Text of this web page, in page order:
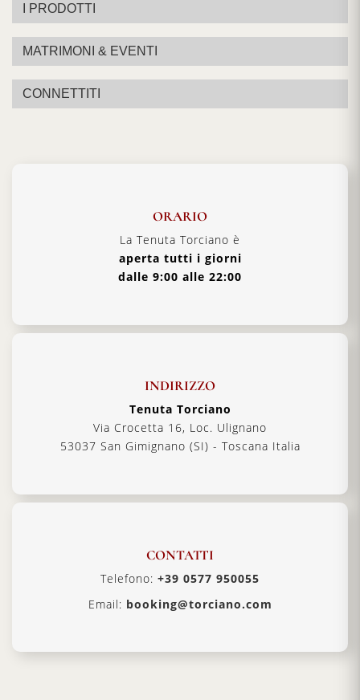
I PRODOTTI
MATRIMONI & EVENTI
CONNETTITI
ORARIO
La Tenuta Torciano è
aperta tutti i giorni
dalle 9:00 alle 22:00
INDIRIZZO
Tenuta Torciano
Via Crocetta 16, Loc. Ulignano
53037 San Gimignano (SI) - Toscana Italia
CONTATTI
Telefono: +39 0577 950055
Email: booking@torciano.com